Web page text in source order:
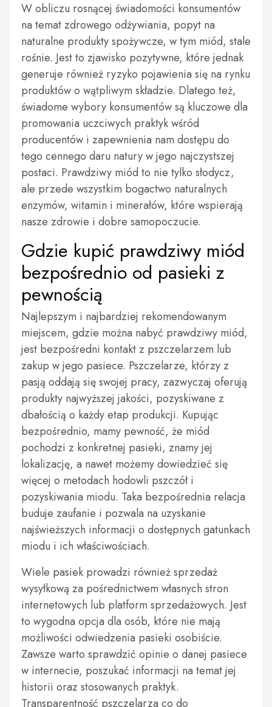
W obliczu rosnącej świadomości konsumentów
na temat zdrowego odżywiania, popyt na
naturalne produkty spożywcze, w tym miód, stale
rośnie. Jest to zjawisko pozytywne, które jednak
generuje również ryzyko pojawienia się na rynku
produktów o wątpliwym składzie. Dlatego też,
świadome wybory konsumentów są kluczowe dla
promowania uczciwych praktyk wśród
producentów i zapewnienia nam dostępu do
tego cennego daru natury w jego najczystszej
postaci. Prawdziwy miód to nie tylko słodycz,
ale przede wszystkim bogactwo naturalnych
enzymów, witamin i minerałów, które wspierają
nasze zdrowie i dobre samopoczucie.
Gdzie kupić prawdziwy miód
bezpośrednio od pasieki z
pewnością
Najlepszym i najbardziej rekomendowanym
miejscem, gdzie można nabyć prawdziwy miód,
jest bezpośredni kontakt z pszczelarzem lub
zakup w jego pasiece. Pszczelarze, którzy z
pasją oddają się swojej pracy, zazwyczaj oferują
produkty najwyższej jakości, pozyskiwane z
dbałością o każdy etap produkcji. Kupując
bezpośrednio, mamy pewność, że miód
pochodzi z konkretnej pasieki, znamy jej
lokalizację, a nawet możemy dowiedzieć się
więcej o metodach hodowli pszczół i
pozyskiwania miodu. Taka bezpośrednia relacja
buduje zaufanie i pozwala na uzyskanie
najświeższych informacji o dostępnych gatunkach
miodu i ich właściwościach.
Wiele pasiek prowadzi również sprzedaż
wysyłkową za pośrednictwem własnych stron
internetowych lub platform sprzedażowych. Jest
to wygodna opcja dla osób, które nie mają
możliwości odwiedzenia pasieki osobiście.
Zawsze warto sprawdzić opinie o danej pasiece
w internecie, poszukać informacji na temat jej
historii oraz stosowanych praktyk.
Transparentność pszczelarza co do